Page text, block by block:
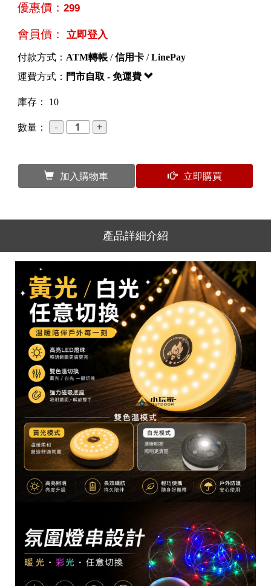
優惠價： 299
會員價： 立即登入
付款方式： ATM轉帳/信用卡/LinePay
運費方式： 門市自取 - 免運費
庫存： 10
數量：
加入購物車 立即購買
產品詳細介紹